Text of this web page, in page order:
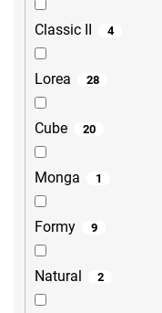
Classic II 4
Lorea 28
Cube 20
Monga 1
Formy 9
Natural 2